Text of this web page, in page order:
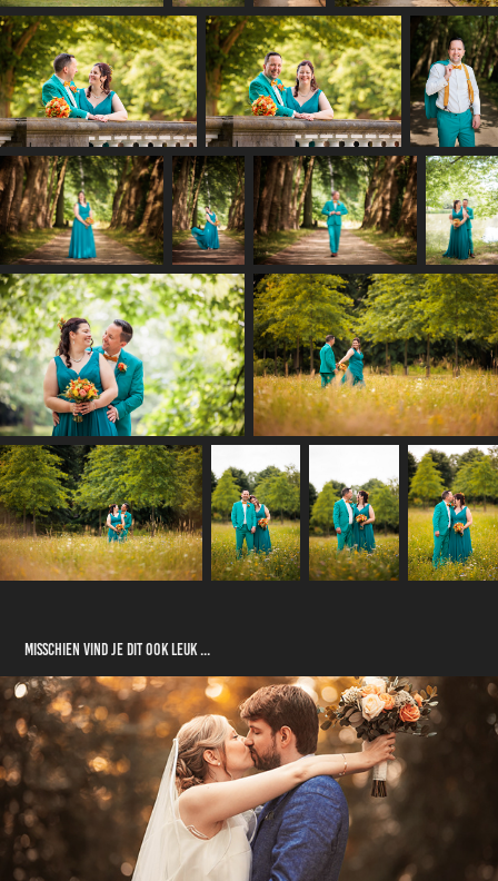
Misschien vind je dit ook leuk ...